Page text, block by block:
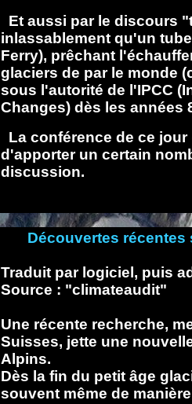
Et aussi par le discours
inlassablement qu'un
Ferry), prêchant
glaciers de par le monde
sous l'autorité de l'IPCC
Changes) dès les années
La conférence de ce
d'apporter un certain
discussion.
Découvertes
Traduit par logiciel, puis
Source : "climateaudit"
Une récente recherche,
Suisses, jette une
Alpins.
Dès la fin du petit âge
souvent même de